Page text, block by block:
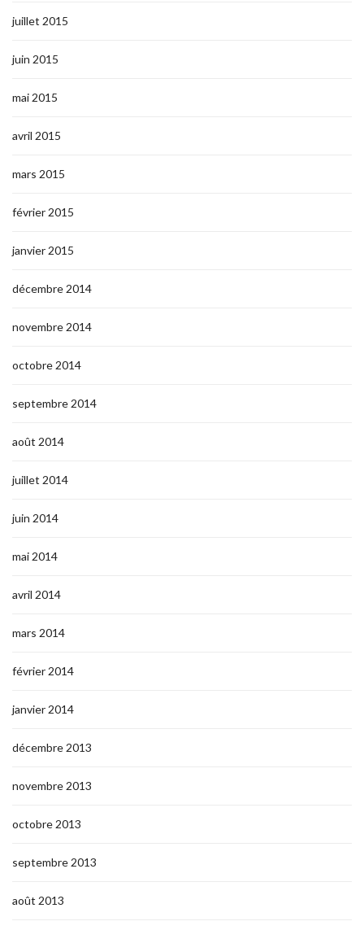
juillet 2015
juin 2015
mai 2015
avril 2015
mars 2015
février 2015
janvier 2015
décembre 2014
novembre 2014
octobre 2014
septembre 2014
août 2014
juillet 2014
juin 2014
mai 2014
avril 2014
mars 2014
février 2014
janvier 2014
décembre 2013
novembre 2013
octobre 2013
septembre 2013
août 2013